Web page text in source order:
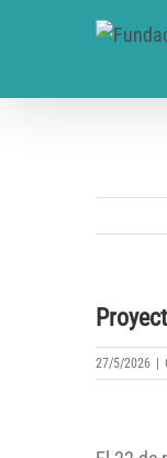
27/5/2026